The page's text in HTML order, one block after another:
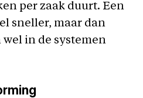
per zaak duurt. Een
sneller, maar dan
in de systemen